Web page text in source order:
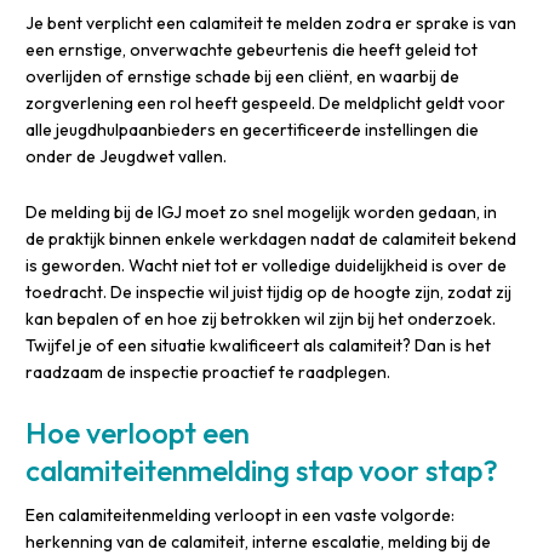
Je bent verplicht een calamiteit te melden zodra er sprake is van
een ernstige, onverwachte gebeurtenis die heeft geleid tot
overlijden of ernstige schade bij een cliënt, en waarbij de
zorgverlening een rol heeft gespeeld. De meldplicht geldt voor
alle jeugdhulpaanbieders en gecertificeerde instellingen die
onder de Jeugdwet vallen.
De melding bij de IGJ moet zo snel mogelijk worden gedaan, in
de praktijk binnen enkele werkdagen nadat de calamiteit bekend
is geworden. Wacht niet tot er volledige duidelijkheid is over de
toedracht. De inspectie wil juist tijdig op de hoogte zijn, zodat zij
kan bepalen of en hoe zij betrokken wil zijn bij het onderzoek.
Twijfel je of een situatie kwalificeert als calamiteit? Dan is het
raadzaam de inspectie proactief te raadplegen.
Hoe verloopt een
calamiteitenmelding stap voor stap?
Een calamiteitenmelding verloopt in een vaste volgorde:
herkenning van de calamiteit, interne escalatie, melding bij de